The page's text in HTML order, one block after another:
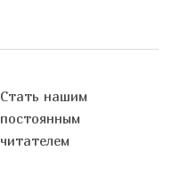
Стать нашим
постоянным
читателем